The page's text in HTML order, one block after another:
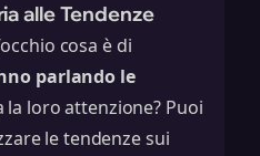
alle Tendenze
cosa è di
parlando le
la loro attenzione? Puoi
le tendenze sui